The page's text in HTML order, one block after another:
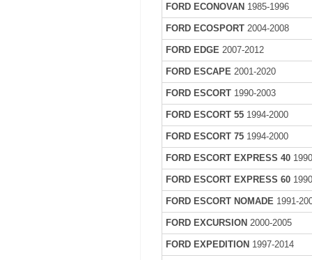
FORD ECONOVAN 1985-1996
FORD ECOSPORT2004-2008
FORD EDGE 2007-2012
FORD ESCAPE 2001-2020
FORD ESCORT 1990-2003
FORD ESCORT 55 1994-2000
FORD ESCORT 75 1994-2000
FORD ESCORT EXPRESS 40
FORD ESCORT EXPRESS 60
FORD ESCORT NOMADE 1991-
FORD EXCURSION 2000-2005
FORD EXPEDITION 1997-2014